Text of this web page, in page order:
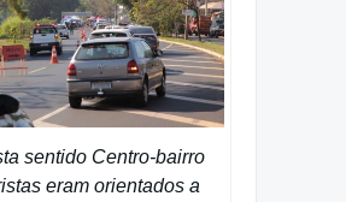
sentido Centro-bairro
eram orientados a